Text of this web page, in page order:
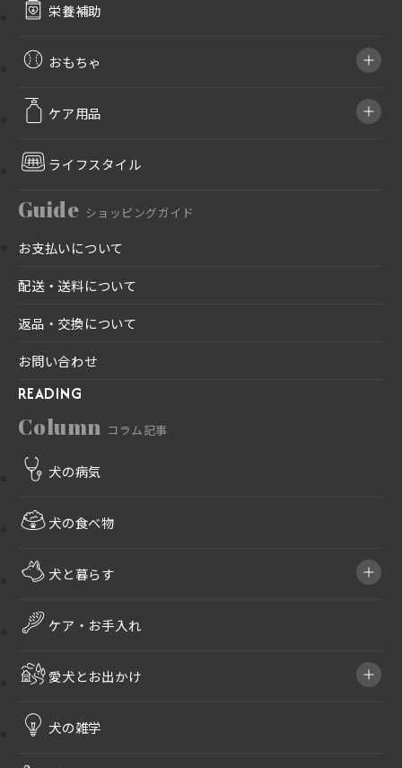
栄養補助
おもちゃ
ケア用品
ライフスタイル
Guide ショッピングガイド
お支払いについて
配送・送料について
返品・交換について
お問い合わせ
READING
Column コラム記事
犬の病気
犬の食べ物
犬と暮らす
ケア・お手入れ
愛犬とお出かけ
犬の雑学